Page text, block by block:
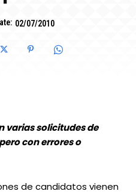
02/07/2010
varias solicitudes de
con errores o
de candidatos vienen